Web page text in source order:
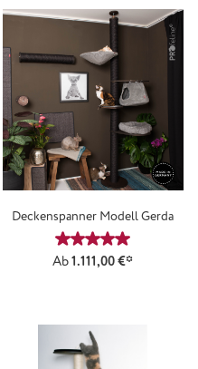
von 4.9 von 5 Sternen
Deckenspanner Modell Gerda
Durchschnittliche
Ab1.111,00 €*